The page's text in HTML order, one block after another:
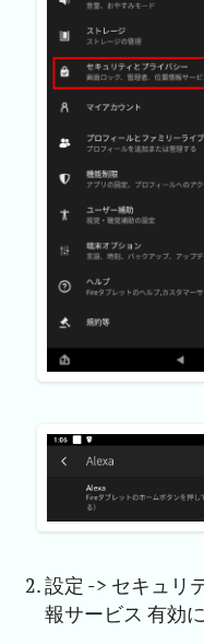
設定 -> セキュリ
報サービス 有効